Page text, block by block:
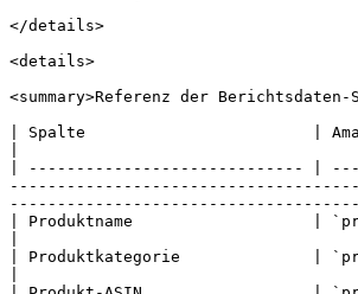
</details>
<details>
<summary>Referenz der Berichtsdaten-
| Spalte                        |
| ----------------------------- |
| Produktname                   |
| Produktkategorie              |